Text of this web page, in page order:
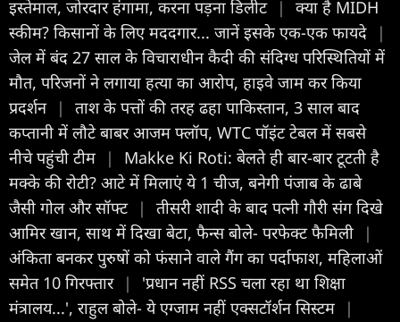
इस्तेमाल, जोरदार हंगामा, करना पड़ना डिलीट |
क्या है MIDH
स्कीम? किसानों के लिए मददगार... जानें इसके एक-एक फायदे
|
जेल में बंद 27 साल के विचाराधीन कैदी की संदिग्ध परिस्थितियों में
मौत, परिजनों ने लगाया हत्या का आरोप, हाइवे जाम कर किया
प्रदर्शन |
ताश के पत्तों की तरह ढहा पाकिस्तान, 3 साल बाद
कप्तानी में लौटे बाबर आजम फ्लॉप, WTC पॉइंट टेबल में सबसे
नीचे पहुंची टीम
|
Makke Ki Roti: बेलते ही बार-बार टूटती है
मक्के की रोटी? आटे में मिलाएं ये 1 चीज, बनेगी पंजाब के ढाबे
जैसी गोल और सॉफ्ट |
तीसरी शादी के बाद पत्नी गौरी संग दिखे
आमिर खान, साथ में दिखा बेटा, फैन्स बोले- परफेक्ट फैमिली
|
अंकिता बनकर पुरुषों को फंसाने वाले गैंग का पर्दाफाश, महिलाओं
समेत 10 गिरफ्तार |
'प्रधान नहीं RSS चला रहा था शिक्षा
मंत्रालय...', राहुल बोले- ये एग्जाम नहीं एक्सटॉर्शन सिस्टम
|